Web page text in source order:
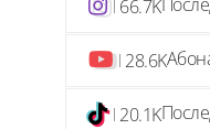
66.7K
28.6K
20.1K